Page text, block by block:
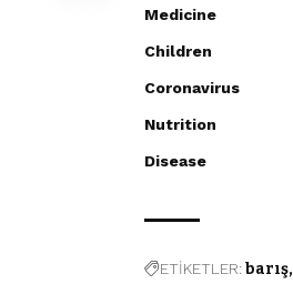
Medicine
Children
Coronavirus
Nutrition
Disease
ETİKETLER:barış